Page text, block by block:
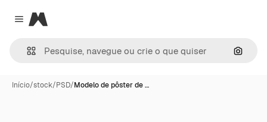
Close menu
Magnific
Início/stock/PSD/Modelo de pôster de …